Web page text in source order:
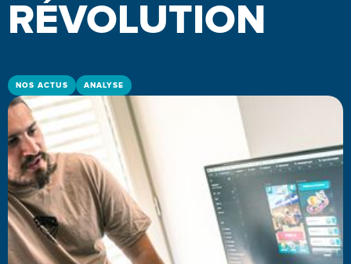
RÉVOLUTION
NOS ACTUS ANALYSE